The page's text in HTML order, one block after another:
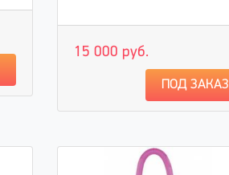
15 000 руб.
ПОД ЗАКАЗ